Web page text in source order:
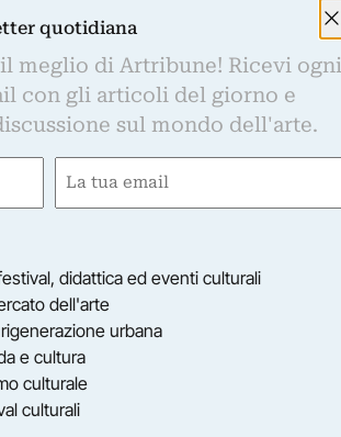
quotidiana
meglio di Artribune! Ricevi ogni
con gli articoli del giorno e
sul mondo dell'arte.
Email
didattica ed eventi culturali
dell'arte
urbana
e cultura
culturale
culturali